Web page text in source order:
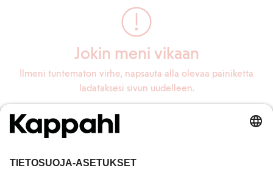
Jokin meni vikaan
Ilmeni tuntematon virhe, napsauta alla olevaa painiketta
ladataksesi sivun uudelleen.
Lataa sivu uudelleen